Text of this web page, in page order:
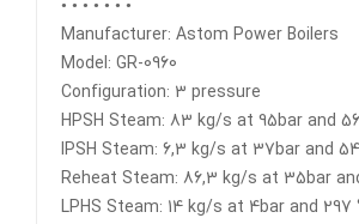
Manufacturer: Astom Power Boilers
Model: GR-0960
Configuration: 3 pressure
HPSH Steam: 83 kg/s at 95bar and
IPSH Steam: 6,3 kg/s at 37bar and
Reheat Steam: 86,3 kg/s at 35bar
LPHS Steam: 14 kg/s at 4bar and 297